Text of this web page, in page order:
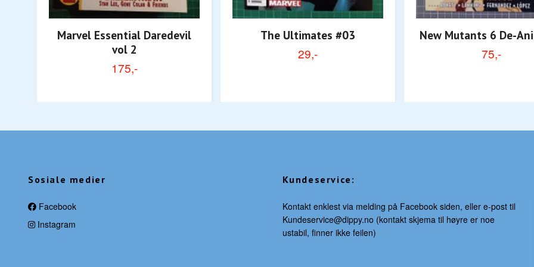
Marvel Essential Daredevil
vol 2
175,-
The Ultimates #03
29,-
New Mutants 6 De-
75,-
Sosiale medier
Facebook
Instagram
Kundeservice:
Kontakt enklest via melding på Facebook siden, eller e-post til
Kundeservice@dippy.no (kontakt skjema til høyre er noe
ustabil, finner ikke feilen)